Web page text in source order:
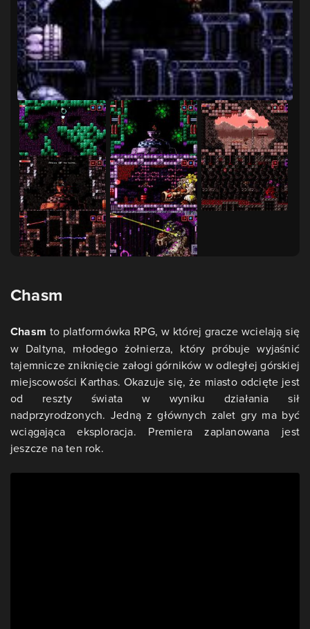
Chasm
Chasm to platformówka RPG, w której gracze wcielają się
w Daltyna, młodego żołnierza, który próbuje wyjaśnić
tajemnicze zniknięcie załogi górników w odległej górskiej
miejscowości Karthas. Okazuje się, że miasto odcięte jest
od reszty świata w wyniku działania sił
nadprzyrodzonych. Jedną z głównych zalet gry ma być
wciągająca eksploracja. Premiera zaplanowana jest
jeszcze na ten rok.